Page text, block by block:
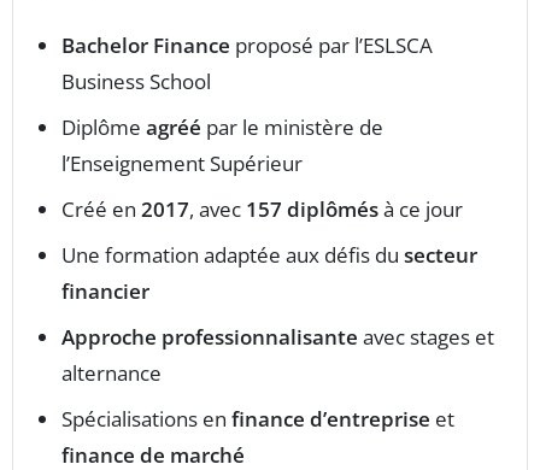
Bachelor Finance proposé par l’ESLSCA
Business School
Diplôme agréé par le ministère de
l’Enseignement Supérieur
Créé en 2017, avec 157 diplômésà ce jour
Une formation adaptée aux défis du secteur
financier
Approche professionnalisante avec stages et
alternance
Spécialisations en finance d’entreprise et
finance de marché